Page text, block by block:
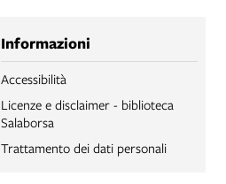
Informazioni
Accessibilità
Licenze e disclaimer - biblioteca
Salaborsa
Trattamento dei dati personali